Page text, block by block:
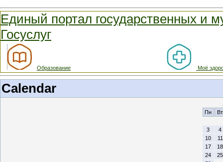
Единый портал государственных и
Госуслуг
Образование Моё
Calendar
Пн
Вт
3
4
10
11
17
18
24
25